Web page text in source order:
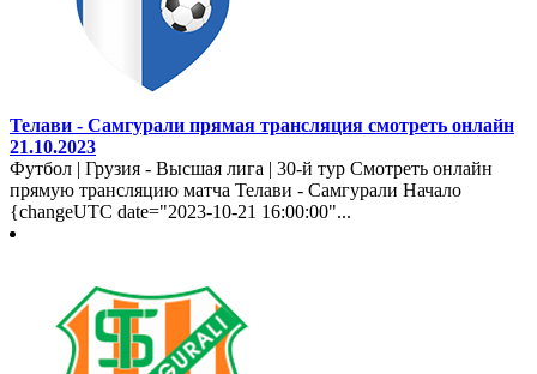
Телави - Самгурали прямая трансляция смотреть онлайн
21.10.2023
Футбол | Грузия - Высшая лига | 30-й тур Смотреть онлайн
прямую трансляцию матча Телави - Самгурали Начало
{changeUTC date="2023-10-21 16:00:00"...